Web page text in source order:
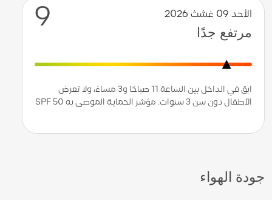
الأحد 09 غشث 2026
مرتفع جدًا
9
ابق في الداخل بين الساعة 11 صباحًا و3 مساءً، ولا تعرض
الأطفال دون سن 3 سنوات. مؤشر الحماية الموصى به SPF 50
جودة الهواء